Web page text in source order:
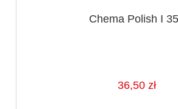
Chema Polish I
36,50 zł